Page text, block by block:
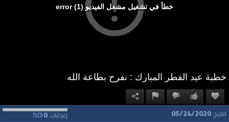
خطأ في تشغيل مشغل الفيديو (1) error
خطبة عيد الفطر المبارك : نفرح بطاعة الله
إعجابات:0
(
0
%) التاريخ:05/24/2020